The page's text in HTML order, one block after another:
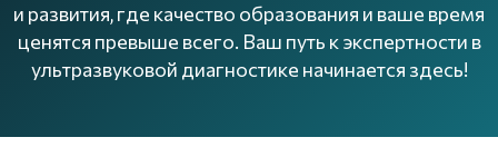
и развития, где качество образования и ваше время
ценятся превыше всего. Ваш путь к экспертности в
ультразвуковой диагностике начинается здесь!